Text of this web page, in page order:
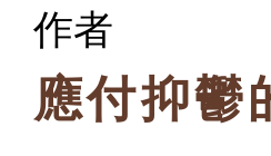
​作者
應付抑鬱